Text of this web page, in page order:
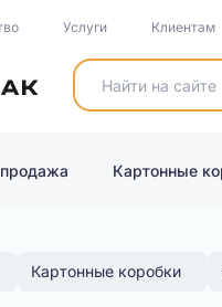
Услуги Клиентам
Картонные
Картонные коробки